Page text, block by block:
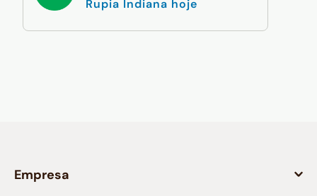
Rupia Indiana hoje
Empresa